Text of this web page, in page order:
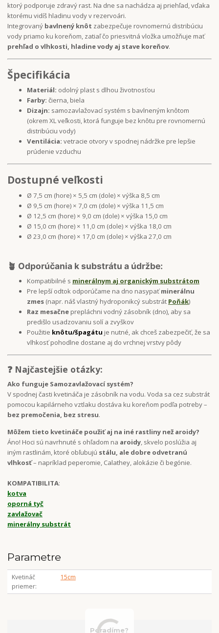
ktorý podporuje zdravý rast. Na dne sa nachádza aj priehľad, vďaka
ktorému vidíš hladinu vody v rezervoári.
Integrovaný bavlnený knôt zabezpečuje rovnomernú distribúciu
vody priamo ku koreňom, zatiaľ čo priesvitná vložka umožňuje mať
prehľad o vlhkosti, hladine vody aj stave koreňov.
Špecifikácia
Materiál: odolný plast s dlhou životnosťou
Farby: čierna, biela
Dizajn: samozavlažovací systém s bavlneným knôtom
(okrem XL veľkosti, ktorá funguje bez knôtu pre rovnomernú
distribúciu vody)
Ventilácia: vetracie otvory v spodnej nádržke pre lepšie
prúdenie vzduchu
Dostupné veľkosti
Ø 7,5 cm (hore) × 5,5 cm (dole) × výška 8,5 cm
Ø 9,5 cm (hore) × 7,0 cm (dole) × výška 11,5 cm
Ø 12,5 cm (hore) × 9,0 cm (dole) × výška 15,0 cm
Ø 15,0 cm (hore) × 11,0 cm (dole) × výška 18,0 cm
Ø 23,0 cm (hore) × 17,0 cm (dole) × výška 27,0 cm
🪴 Odporúčania k substrátu a údržbe:
Kompatibilné s minerálnym aj organickým substrátom
Pre lepší odtok odporúčame na dno nasypaťminerálnu
zmes (napr. náš vlastný hydroponikcý substrát Poňák)
Raz mesačne prepláchni vodný zásobník (dno), aby sa
predišlo usadzovaniu solí a zvyškov
Použitie knôtu/špagátu je nutné, ak chceš zabezpečiť, že sa
vlhkosť pohodlne dostane aj do vrchnej vrstvy pôdy
❓ Najčastejšie otázky:
Ako funguje Samozavlažovací systém?
V spodnej časti kvetináča je zásobník na vodu. Voda sa cez substrát
pomocou kapilárneho vztlaku dostáva ku koreňom podľa potreby –
bez premočenia, bez stresu.
Môžem tieto kvetináče použiť aj na iné rastliny než aroidy?
Áno! Hoci sú navrhnuté s ohľadom na aroidy, skvelo poslúžia aj
iným rastlinám, ktoré obľubujú stálu, ale dobre odvetranú
vlhkosť– napríklad peperomie, Calathey, alokázie či begónie.
KOMPATIBILITA:
kotva
oporná tyč
zavlažovač
minerálny substrát
Parametre
Kvetináč
priemer
15cm
Poradíme?